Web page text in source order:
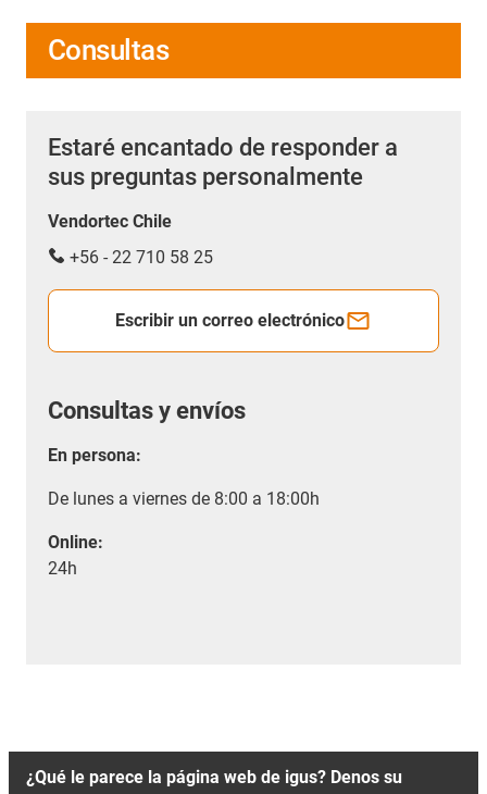
Consultas
Estaré encantado de responder a
sus preguntas personalmente
Vendortec Chile
+56 - 22 710 58 25
Escribir un correo electrónico
Consultas y envíos
En persona:
De lunes a viernes de 8:00 a 18:00h
Online:
24h
¿Qué le parece la página web de igus? Denos su